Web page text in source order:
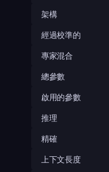
架構
經過校準的
專家混合
總參數
啟用的參數
推理
精確
上下文長度